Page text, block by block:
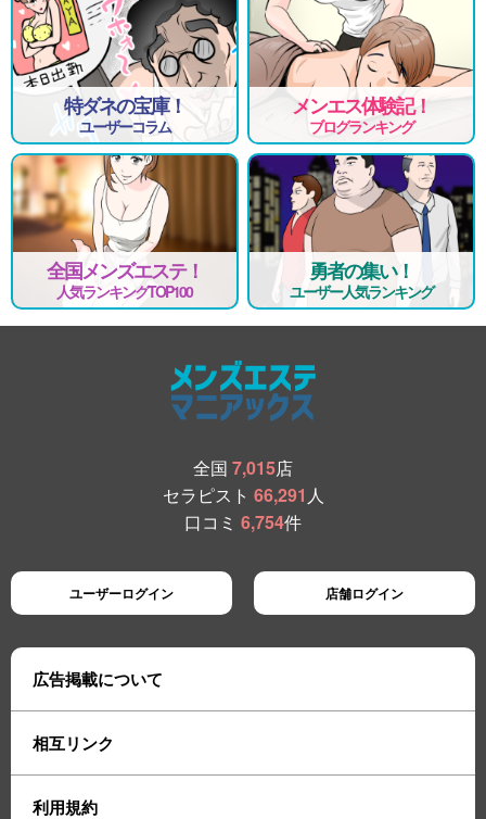
特ダネの宝庫！
ユーザーコラム
メンエス体験記！
ブログランキング
全国メンズエステ！
人気ランキングTOP100
勇者の集い！
ユーザー人気ランキング
全国 7,015店
セラピスト 66,291 人
口コミ 6,754件
ユーザーログイン 店舗ログイン
広告掲載について
相互リンク
利用規約